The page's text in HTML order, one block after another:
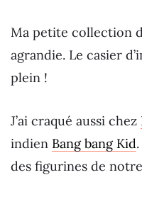
Ma petite collection
agrandie. Le casier
plein !
J’ai craqué aussi chez
indien Bang bang Kid
des figurines de